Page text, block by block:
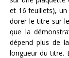
et 16 feuillets),
dorer le titre sur
que la
dépend plus de
longueur du titre.